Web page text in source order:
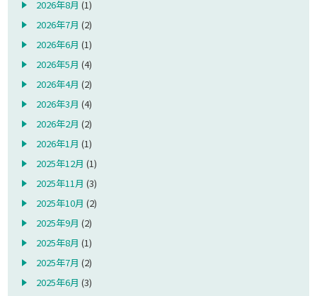
2026年8月 (1)
2026年7月 (2)
2026年6月 (1)
2026年5月 (4)
2026年4月 (2)
2026年3月 (4)
2026年2月 (2)
2026年1月 (1)
2025年12月 (1)
2025年11月 (3)
2025年10月 (2)
2025年9月 (2)
2025年8月 (1)
2025年7月 (2)
2025年6月 (3)